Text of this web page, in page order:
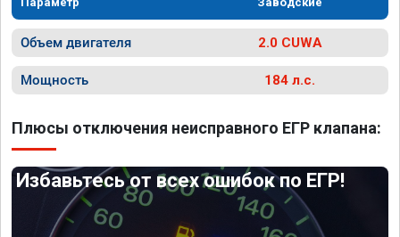
Объем двигателя 2.0 CUWA
Мощность 184 л.с.
Плюсы отключения неисправного ЕГР клапана:
Избавьтесь от всех ошибок по ЕГР!